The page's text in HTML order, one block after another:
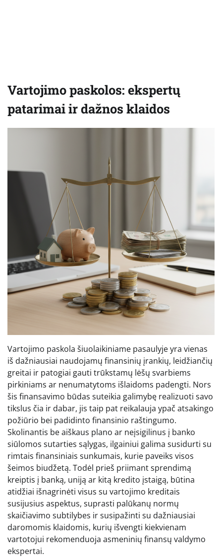
Vartojimo paskolos: ekspertų
patarimai ir dažnos klaidos
Vartojimo paskola šiuolaikiniame pasaulyje yra vienas
iš dažniausiai naudojamų finansinių įrankių, leidžiančių
greitai ir patogiai gauti trūkstamų lėšų svarbiems
pirkiniams ar nenumatytoms išlaidoms padengti. Nors
šis finansavimo būdas suteikia galimybę realizuoti savo
tikslus čia ir dabar, jis taip pat reikalauja ypač atsakingo
požiūrio bei padidinto finansinio raštingumo.
Skolinantis be aiškaus plano ar neįsigilinus į banko
siūlomos sutarties sąlygas, ilgainiui galima susidurti su
rimtais finansiniais sunkumais, kurie paveiks visos
šeimos biudžetą. Todėl prieš priimant sprendimą
kreiptis į banką, uniją ar kitą kredito įstaigą, būtina
atidžiai išnagrinėti visus su vartojimo kreditais
susijusius aspektus, suprasti palūkanų normų
skaičiavimo subtilybes ir susipažinti su dažniausiai
daromomis klaidomis, kurių išvengti kiekvienam
vartotojui rekomenduoja asmeninių finansų valdymo
ekspertai.